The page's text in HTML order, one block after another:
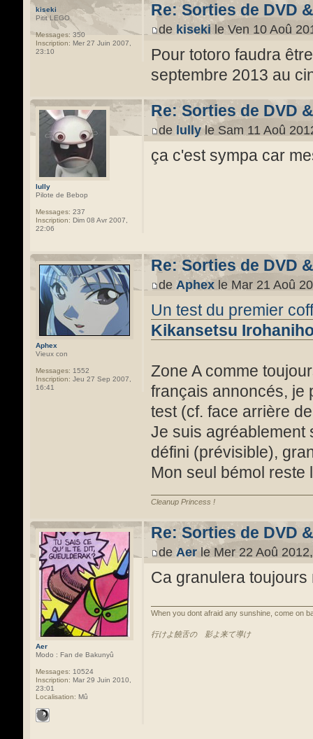
kiseki
Pitit LEGO
Messages: 350
Inscription: Mer 27 Juin 2007,
23:10
Re: Sorties de DVD
de kiseki le Ven 10 Aoû
Pour totoro faudra
septembre 2013 au
lully
Pilote de Bebop
Messages: 237
Inscription: Dim 08 Avr 2007,
22:06
Re: Sorties de DVD
de lullyle Sam 11 Aoû
ça c'est sympa car
Aphex
Vieux con
Messages: 1552
Inscription: Jeu 27 Sep 2007,
16:41
Re: Sorties de DVD
de Aphex le Mar 21 Aoû
Un test du premier
Kikansetsu
Zone A comme
français annoncés, je
test (cf. face arrière
Je suis agréablement
défini (prévisible),
Mon seul bémol reste
Cleanup Princess !
Aer
Modo : Fan de Bakunyû
Messages: 10524
Inscription: Mar 29 Juin 2010,
23:01
Localisation: Mû
Re: Sorties de DVD
de Aer le Mer 22 Aoû
Ca granulera
When you dont afraid any sunshine, come on
行けよ饒舌の 影よ来て導け